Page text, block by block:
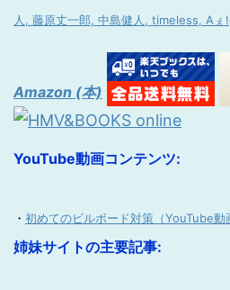
人, 藤原丈一郎, 中島健人, timeless, A
Amazon (本)
YouTube動画コンテンツ:
・ 初めてのビルボード対策（YouTube動
姉妹サイトの主要記事: